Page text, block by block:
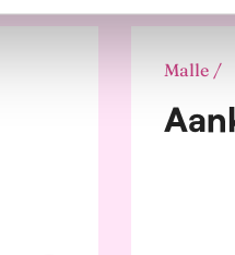
Malle /